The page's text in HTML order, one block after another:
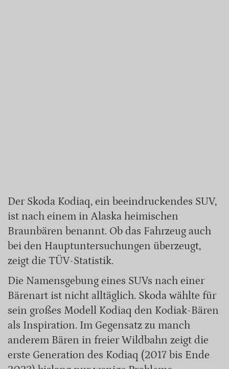
Der Skoda Kodiaq, ein beeindruckendes SUV,
ist nach einem in Alaska heimischen
Braunbären benannt. Ob das Fahrzeug auch
bei den Hauptuntersuchungen überzeugt,
zeigt die TÜV-Statistik.
Die Namensgebung eines SUVs nach einer
Bärenart ist nicht alltäglich. Skoda wählte für
sein großes Modell Kodiaq den Kodiak-Bären
als Inspiration. Im Gegensatz zu manch
anderem Bären in freier Wildbahn zeigt die
erste Generation des Kodiaq (2017 bis Ende